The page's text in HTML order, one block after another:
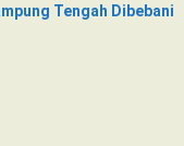
Tengah Dibebani